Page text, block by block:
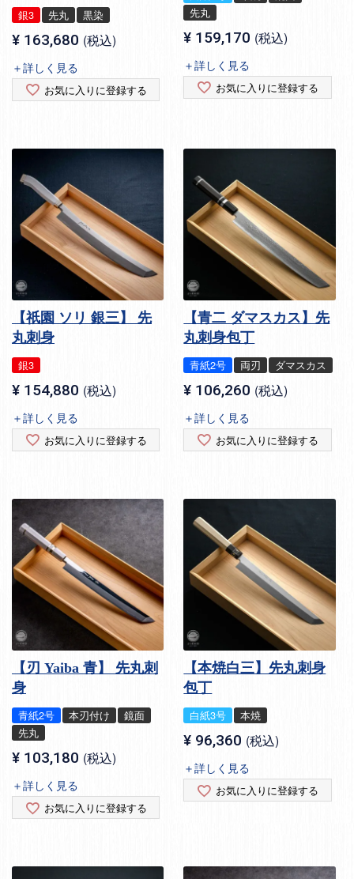
銀3 先丸 黒染
¥ 163,680 税込
＋詳しく見る
お気に入りに登録する
先丸
¥ 159,170 税込
＋詳しく見る
お気に入りに登録する
【祇園 ソリ 銀三】 先
丸刺身
銀3
¥ 154,880 税込
＋詳しく見る
お気に入りに登録する
【青二 ダマスカス】先
丸刺身包丁
青紙2号 両刃 ダマスカス
¥ 106,260 税込
＋詳しく見る
お気に入りに登録する
【刃 Yaiba 青】 先丸刺
身
青紙2号 本刃付け
鏡面
先丸
¥ 103,180 税込
＋詳しく見る
お気に入りに登録する
【本焼白三】先丸刺身
包丁
白紙3号 本焼
¥ 96,360 税込
＋詳しく見る
お気に入りに登録する